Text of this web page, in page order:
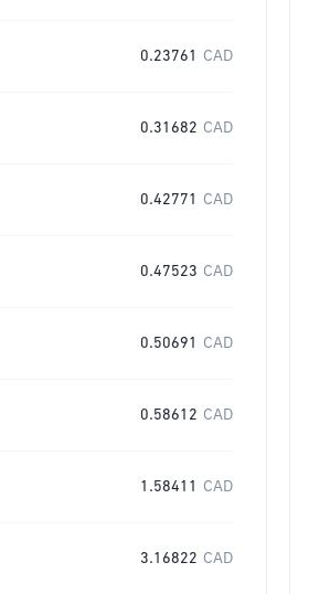
0.23761 CAD
0.31682 CAD
0.42771 CAD
0.47523 CAD
0.50691 CAD
0.58612 CAD
1.58411 CAD
3.16822 CAD